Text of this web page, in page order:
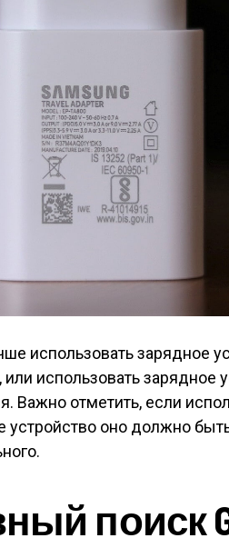
использовать зарядное
использовать зарядное
Важно отметить, если
устройство оно должно
поиск